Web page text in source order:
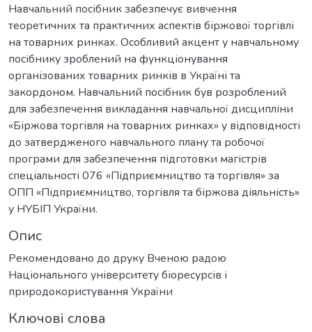
Навчальний посібник забезпечує вивчення
теоретичних та практичних аспектів біржової торгівлі
на товарних ринках. Особливий акцент у навчальному
посібнику зроблений на функціонування
організованих товарних ринків в Україні та
закордоном. Навчальний посібник був розроблений
для забезпечення викладання навчальної дисципліни
«Біржова торгівля на товарних ринках» у відповідності
до затвердженого навчального плану та робочої
програми для забезпечення підготовки магістрів
спеціальності 076 «Підприємництво та торгівля» за
ОПП «Підприємництво, торгівля та біржова діяльність»
у НУБІП України.
Опис
Рекомендовано до друку Вченою радою
Національного університету біоресурсів і
природокористування України
Ключові слова